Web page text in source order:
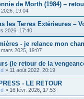
de Morth (1984) –
19:04
les Terres Extérieures –
2026, 17:40
- je relance mon
mars 2025, 19:07
(le retour de la
» 11 août 2022, 20:19
- LE RETOUR
» 16 févr. 2026, 17:53